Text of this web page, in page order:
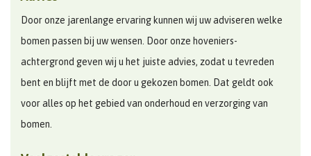
Door onze jarenlange ervaring kunnen wij uw adviseren welke
bomen passen bij uw wensen. Door onze hoveniers-
achtergrond geven wij u het juiste advies, zodat u tevreden
bent en blijft met de door u gekozen bomen. Dat geldt ook
voor alles op het gebied van onderhoud en verzorging van
bomen.